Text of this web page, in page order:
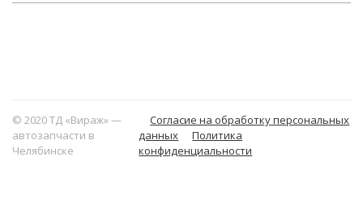
© 2020 ТД «Вираж» —
автозапчасти в
Челябинске
Согласие на обработку персональных
данных
Политика
конфиденциальности